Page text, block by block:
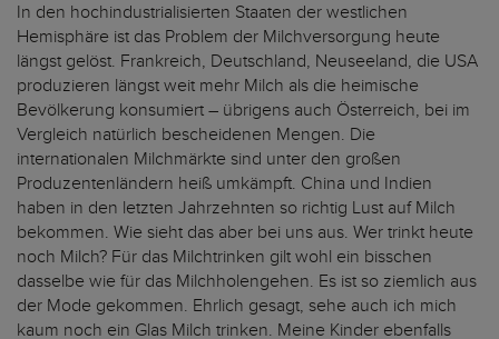
In den hochindustrialisierten Staaten der westlichen
Hemisphäre ist das Problem der Milchversorgung heute
längst gelöst. Frankreich, Deutschland, Neuseeland, die USA
produzieren längst weit mehr Milch als die heimische
Bevölkerung konsumiert – übrigens auch Österreich, bei im
Vergleich natürlich bescheidenen Mengen. Die
internationalen Milchmärkte sind unter den großen
Produzentenländern heiß umkämpft. China und Indien
haben in den letzten Jahrzehnten so richtig Lust auf Milch
bekommen. Wie sieht das aber bei uns aus. Wer trinkt heute
noch Milch? Für das Milchtrinken gilt wohl ein bisschen
dasselbe wie für das Milchholengehen. Es ist so ziemlich aus
der Mode gekommen. Ehrlich gesagt, sehe auch ich mich
kaum noch ein Glas Milch trinken. Meine Kinder ebenfalls